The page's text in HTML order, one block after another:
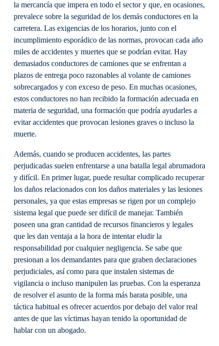
la mercancía que impera en todo el sector y que, en ocasiones,
prevalece sobre la seguridad de los demás conductores en la
carretera. Las exigencias de los horarios, junto con el
incumplimiento esporádico de las normas, provocan cada año
miles de accidentes y muertes que se podrían evitar. Hay
demasiados conductores de camiones que se enfrentan a
plazos de entrega poco razonables al volante de camiones
sobrecargados y con exceso de peso. En muchas ocasiones,
estos conductores no han recibido la formación adecuada en
materia de seguridad, una formación que podría ayudarles a
evitar accidentes que provocan lesiones graves o incluso la
muerte.
Además, cuando se producen accidentes, las partes
perjudicadas suelen enfrentarse a una batalla legal abrumadora
y difícil. En primer lugar, puede resultar complicado recuperar
los daños relacionados con los daños materiales y las lesiones
personales, ya que estas empresas se rigen por un complejo
sistema legal que puede ser difícil de manejar. También
poseen una gran cantidad de recursos financieros y legales
que les dan ventaja a la hora de intentar eludir la
responsabilidad por cualquier negligencia. Se sabe que
presionan a los demandantes para que graben declaraciones
perjudiciales, así como para que instalen sistemas de
vigilancia o incluso manipulen las pruebas. Con la esperanza
de resolver el asunto de la forma más barata posible, una
táctica habitual es ofrecer acuerdos por debajo del valor real
antes de que las víctimas hayan tenido la oportunidad de
hablar con un abogado.